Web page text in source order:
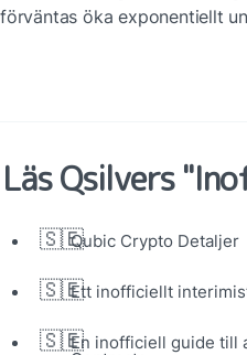
förväntas öka exponentiellt
Läs Qsilvers
🇸🇪Qubic Crypto Detaljer
🇸🇪Ett inofficiellt
🇸🇪En inofficiell guide till